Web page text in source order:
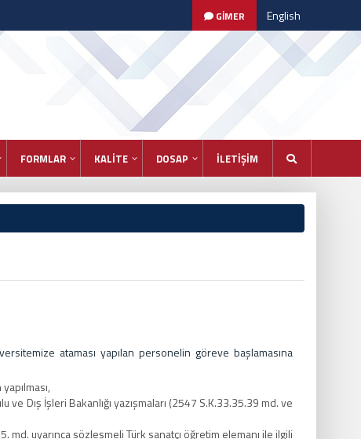
GİMER English
FORMLAR KALİTE DOSAP İLETİŞİM
ataması yapılan personelin göreve başlamasına
Dış İşleri Bakanlığı yazışmaları (2547 S.K.33.35.39 md. ve
md. uyarınca sözleşmeli Türk sanatçı öğretim elemanı ile ilgili